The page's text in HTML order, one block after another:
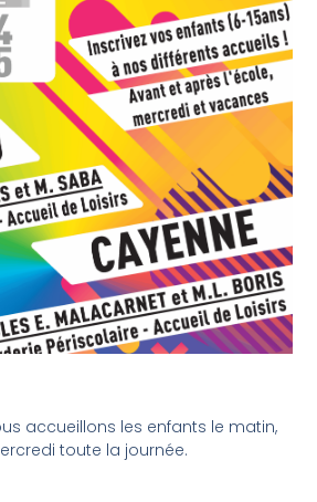
accueillons les enfants le matin,
toute la journée.